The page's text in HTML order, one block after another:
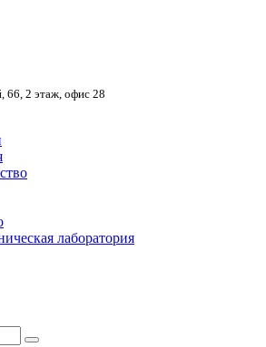
66, 2 этаж, офис 28
лаборатория